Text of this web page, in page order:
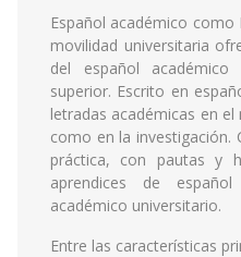
Español académico
movilidad universitaria
del español
superior. Escrito en
letradas académicas en
como en la investigación.
práctica, con pautas y
aprendices de
académico universitario.
Entre las características